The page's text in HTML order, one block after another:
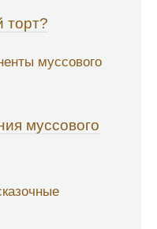
торт?
муссового
муссового